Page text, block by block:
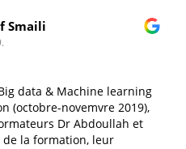
Smaili
data & Machine learning
(octobre-novemvre 2019),
Dr Abdoullah et
la formation, leur